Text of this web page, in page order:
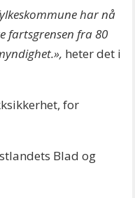
har nå
fartsgrensen fra 80
heter det i
for
Blad og